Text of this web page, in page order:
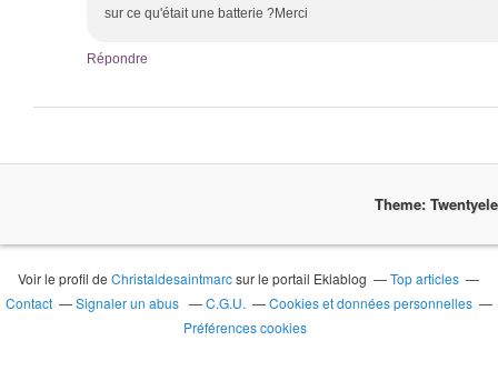
sur ce qu'était une batterie ?Merci
Répondre
Theme:
Voir le profil deChristaldesaintmarcsur le portail Eklablog
Top articles
Contact
Signaler un abus C.G.U.
Cookies et données personnelles
Préférences cookies